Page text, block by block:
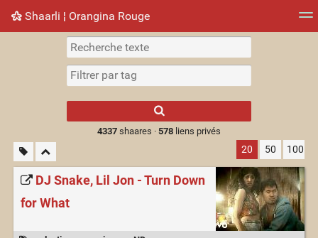
Shaarli ¦ Orangina Rouge
Nuage de tags Mur d'images
results.
4337shaares · 578liens privés
20 50 100
DJ Snake, Lil Jon - Turn Down
for What